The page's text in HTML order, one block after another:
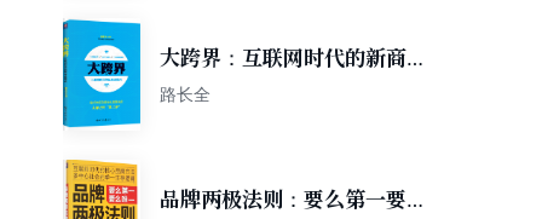
大跨界：互联网时代的新商业
模式
路长全
品牌两极法则：要么第一要么